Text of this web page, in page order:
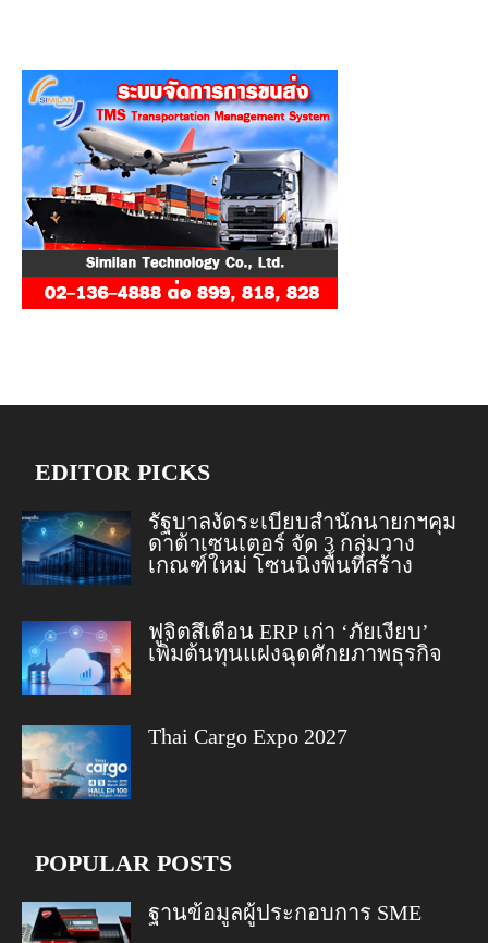
EDITOR PICKS
รัฐบาลงัดระเบียบสำนักนายกฯคุม
ดาต้าเซนเตอร์ จัด 3 กลุ่มวาง
เกณฑ์ใหม่ โซนนิ่งพื้นที่สร้าง
ฟูจิตสึเตือน ERP เก่า ‘ภัยเงียบ’
เพิ่มต้นทุนแฝงฉุดศักยภาพธุรกิจ
Thai Cargo Expo 2027
POPULAR POSTS
ฐานข้อมูลผู้ประกอบการ SME